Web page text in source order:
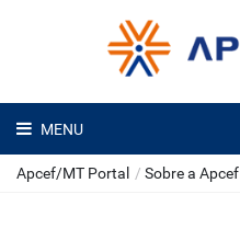
MENU
Apcef/MT Portal / Sobre a Apcef